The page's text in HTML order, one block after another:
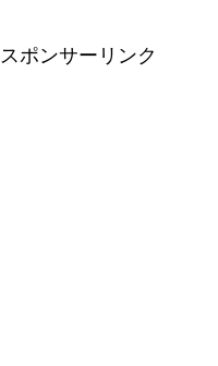
スポンサーリンク